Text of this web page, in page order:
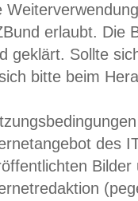
erlaubt. Die
geklärt. Sollte
bitte beim
des